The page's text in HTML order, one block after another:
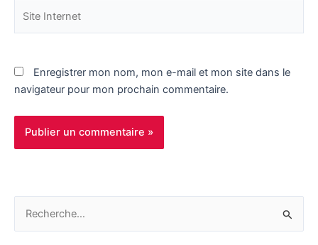
Internet
Enregistrer mon nom, mon e-mail et mon site dans le
navigateur pour mon prochain commentaire.